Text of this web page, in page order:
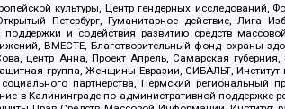
культуры, Центр гендерных
Петербург, Гуманитарное действие, Лига
и содействия развитию средств
ВМЕСТЕ, Благотворительный фонд
центр Анна, Проект Апрель, Самарская
группа, Женщины Евразии, СИБАЛЬТ,
партнерства, Пермский региональный
Калининграде по административной поддержке